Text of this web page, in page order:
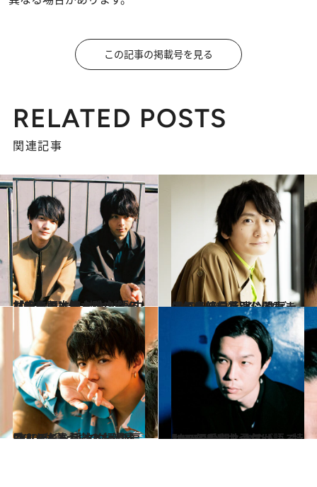
この記事の掲載号を見る
RELATED POSTS
関連記事
2020.6.2
《完全版》神木隆之介×中村倫也の本音 神木が語る「トモ君は飾らないもんね」
カルチャー 2020.6.20
人気キャラを演じる声優・島﨑信長 インタビューの一部を特別公開します
カルチャー
2020.6.21
EXILE佐藤大樹のお鮨屋さんバイト話 ネタへの偏愛ぶりもちらっと拝見
カルチャー 2020.6.14
ハライチ岩井勇気が語る10の偏愛♡ 3つだけ……特別WEB公開します！
カルチャー